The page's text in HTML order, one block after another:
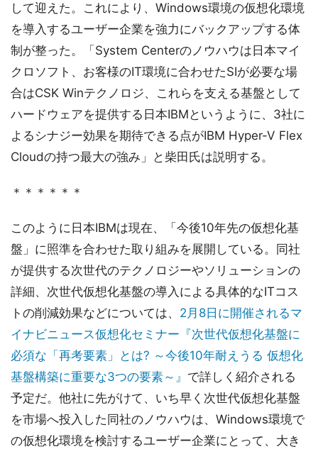
して迎えた。これにより、Windows環境の仮想化環境
を導入するユーザー企業を強力にバックアップする体
制が整った。「System Centerのノウハウは日本マイ
クロソフト、お客様のIT環境に合わせたSIが必要な場
合はCSK Winテクノロジ、これらを支える基盤として
ハードウェアを提供する日本IBMというように、3社に
よるシナジー効果を期待できる点がIBM Hyper-V Flex
Cloudの持つ最大の強み」と柴田氏は説明する。
＊＊＊＊＊＊
このように日本IBMは現在、「今後10年先の仮想化基
盤」に照準を合わせた取り組みを展開している。同社
が提供する次世代のテクノロジーやソリューションの
詳細、次世代仮想化基盤の導入による具体的なITコス
トの削減効果などについては、 2月8日に開催されるマ
イナビニュース仮想化セミナー『次世代仮想化基盤に
必須な「再考要素」とは? ～今後10年耐えうる 仮想化
基盤構築に重要な3つの要素～』 で詳しく紹介される
予定だ。他社に先がけて、いち早く次世代仮想化基盤
を市場へ投入した同社のノウハウは、Windows環境で
の仮想化環境を検討するユーザー企業にとって、大き